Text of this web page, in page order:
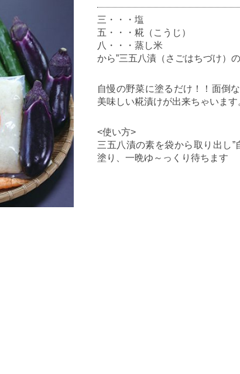
三・・・塩
五・・・糀（こうじ）
八・・・蒸し米
から”三五八漬（さごはちづけ）の
自慢の野菜に塗るだけ！！面倒
美味しい糀漬けが出来ちゃいます
<使い方>
三五八漬の素を袋から取り出し”
塗り、一晩ゆ～っくり待ちます